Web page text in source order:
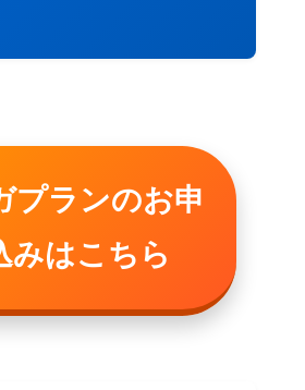
プランのお申
みはこちら